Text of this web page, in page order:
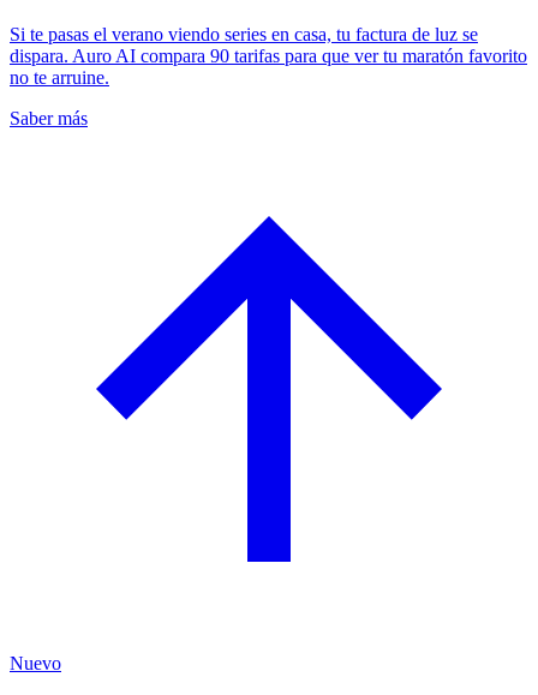
Si te pasas el verano viendo series en casa, tu factura de luz se
dispara. Auro AI compara 90 tarifas para que ver tu maratón favorito
no te arruine.
Saber más
Nuevo